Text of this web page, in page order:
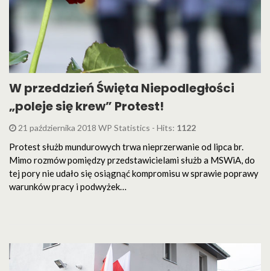
W przeddzień Święta Niepodległości
„poleje się krew” Protest!
21 października 2018 WP Statistics - Hits: 1122
Protest służb mundurowych trwa nieprzerwanie od lipca br.
Mimo rozmów pomiędzy przedstawicielami służb a MSWiA, do
tej pory nie udało się osiągnąć kompromisu w sprawie poprawy
warunków pracy i podwyżek…